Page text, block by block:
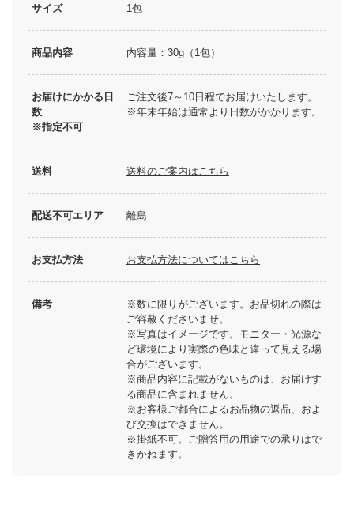
サイズ 1包
商品内容 内容量：30g（1包）
お届けにかかる日
数
※指定不可
ご注文後7～10日程でお届けいたします。
※年末年始は通常より日数がかかります。
送料 送料のご案内はこちら
配送不可エリア 離島
お支払方法 お支払方法についてはこちら
備考
※数に限りがございます。お品切れの際は
ご容赦くださいませ。
※写真はイメージです。モニター・光源な
ど環境により実際の色味と違って見える場
合がございます。
※商品内容に記載がないものは、お届けす
る商品に含まれません。
※お客様ご都合によるお品物の返品、およ
び交換はできません。
※掛紙不可。ご贈答用の用途での承りはで
きかねます。